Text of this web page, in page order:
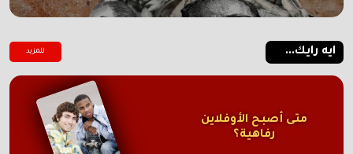
ايه رايك... للمزيد
متى أصبح الأوفلاين
رفاهية؟